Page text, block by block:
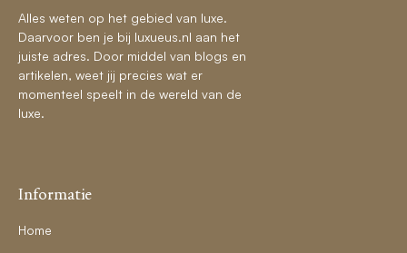
Alles weten op het gebied van luxe.
Daarvoor ben je bij luxueus.nl aan het
juiste adres. Door middel van blogs en
artikelen, weet jij precies wat er
momenteel speelt in de wereld van de
luxe.
Informatie
Home